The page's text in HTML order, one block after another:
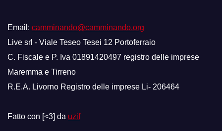
Email: camminando@camminando.org
Live srl - Viale Teseo Tesei 12 Portoferraio
C. Fiscale e P. Iva 01891420497 registro delle imprese
Maremma e Tirreno
R.E.A. Livorno Registro delle imprese Li- 206464
Fatto con [<3] da uzif